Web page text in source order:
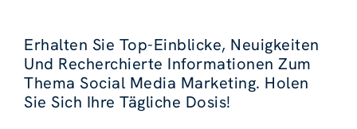
Erhalten Sie Top-Einblicke, Neuigkeiten
Und Recherchierte Informationen Zum
Thema Social Media Marketing. Holen
Sie Sich Ihre Tägliche Dosis!